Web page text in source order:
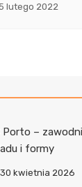
lutego 2022
Porto –
i formy
30 kwietnia 2026